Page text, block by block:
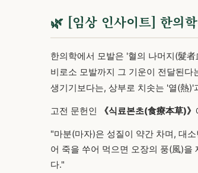
🌿 [임상 인사이트] 한의
한의학에서 모발은 '혈의 나머지(髮
비로소 모발까지 그 기운이 전달된
생기기보다는, 상부로 치솟는 '열(熱
고전 문헌인 《식료본초(食療本草)》
"마분(마자)은 성질이 약간 차며, 대
어 죽을 쑤어 먹으면 오장의 풍(風)을
다."